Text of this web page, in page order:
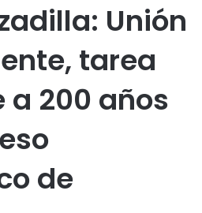
Unión
tarea
200 años
de